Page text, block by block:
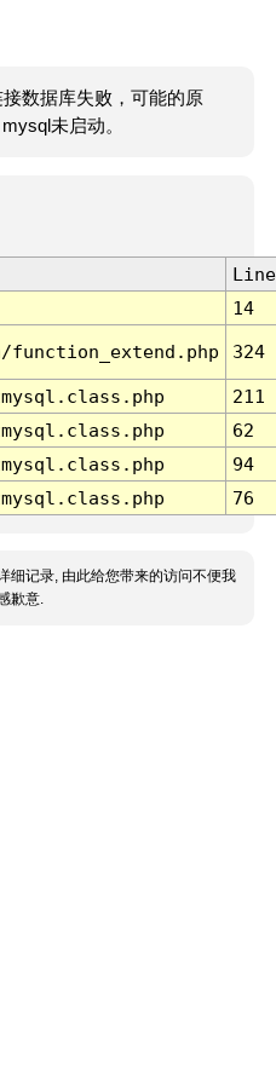
数据库失败，可能的原
未启动。
Line
14
324
211
62
94
76
细记录, 由此给您带来的访问不便我
歉意.